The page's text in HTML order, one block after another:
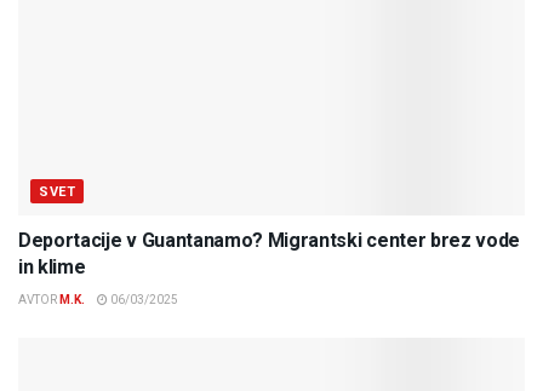
SVET
Deportacije v Guantanamo? Migrantski center brez vode
in klime
AVTOR M.K. 06/03/2025